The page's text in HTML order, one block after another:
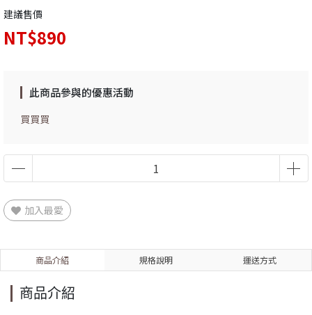
建議售價
NT$890
此商品參與的優惠活動
買買買
加入最愛
商品介紹 規格說明 運送方式
商品介紹